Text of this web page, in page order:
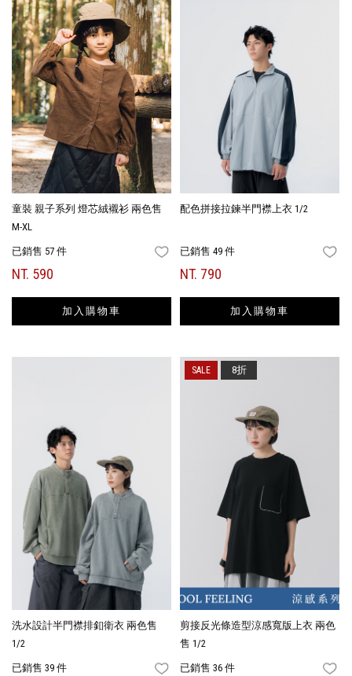
童裝 親子系列 燈芯絨襯衫 兩色售
M-XL
已銷售 57 件 FAVORITES
NT. 590
加入購物車
配色拼接拉鍊半門襟上衣 1/2
已銷售 49 件
NT. 790
加入購物車
洗水設計半門襟排釦衛衣 兩色售
1/2
已銷售 39 件 FAVORITES
剪接反光條造型涼感寬版上衣 兩色
售 1/2
已銷售 36 件
8折